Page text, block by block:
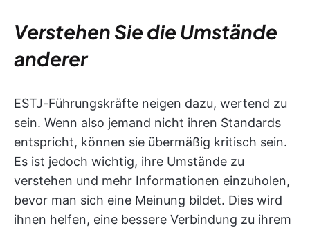
Verstehen Sie die Umstände
anderer
ESTJ-Führungskräfte neigen dazu, wertend zu
sein. Wenn also jemand nicht ihren Standards
entspricht, können sie übermäßig kritisch sein.
Es ist jedoch wichtig, ihre Umstände zu
verstehen und mehr Informationen einzuholen,
bevor man sich eine Meinung bildet. Dies wird
ihnen helfen, eine bessere Verbindung zu ihrem